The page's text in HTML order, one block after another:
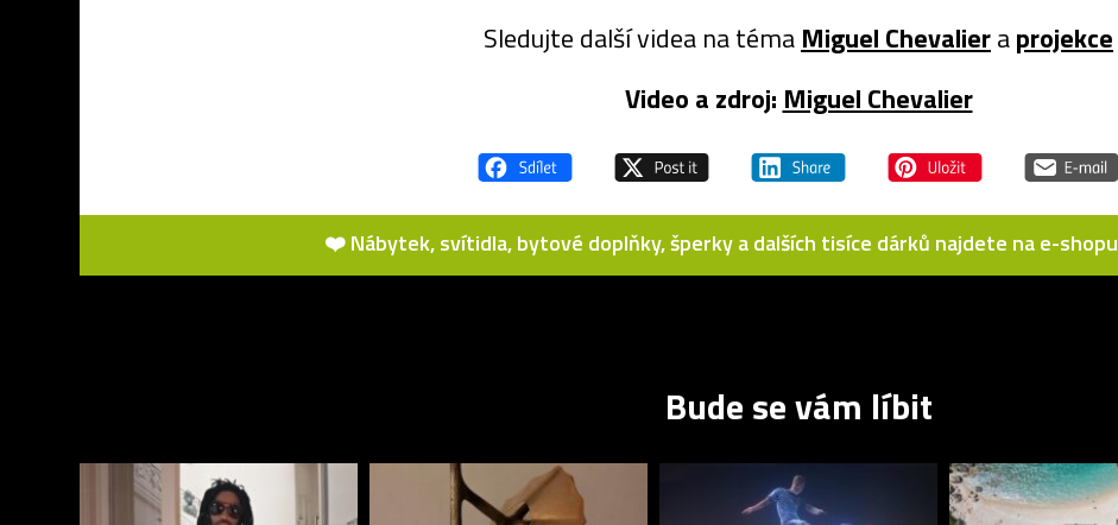
Sledujte další videa na téma Miguel Chevalieraprojekce
Video a zdroj: Miguel Chevalier
❤️ Nábytek, svítidla, bytové doplňky, šperky a dalších tisíce dárků najdete na e-shopu
Bude se vám líbit